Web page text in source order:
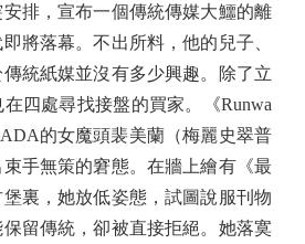
排，宣布一個傳統傳媒大鱷的離
將落幕。不出所料，他的兒子、
統紙媒並沒有多少興趣。除了立
四處尋找接盤的買家。《Runwa
的女魔頭裴美蘭（梅麗史翠普
手無策的窘態。在牆上繪有《最
裏，她放低姿態，試圖說服刊物
留傳統，卻被直接拒絕。她落寞